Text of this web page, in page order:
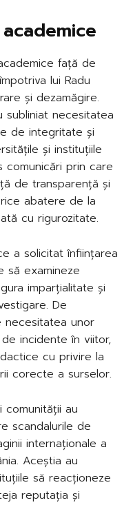
față de
lui Radu
și dezamăgire.
necesitatea
de integritate și
și instituțiile
comunicări prin care
de transparență și
abatere de la
cu rigurozitate.
a solicitat înființarea
să examineze
imparțialitate și
De
necesitatea unor
incidente în viitor,
cu privire la
corecte a surselor.
comunității au
scandalurile de
internaționale a
Aceștia au
să reacționeze
reputația și